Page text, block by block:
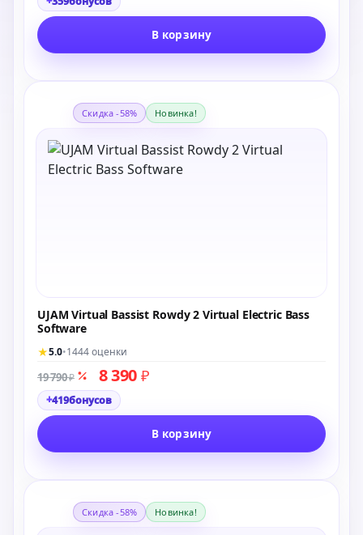
В корзину
Скидка -58% Новинка!
UJAM Virtual Bassist Rowdy 2 Virtual Electric Bass
Software
★5.0•1444 оценки
19 790₽ 8 390 ₽
+419бонусов
В корзину
Скидка -58% Новинка!